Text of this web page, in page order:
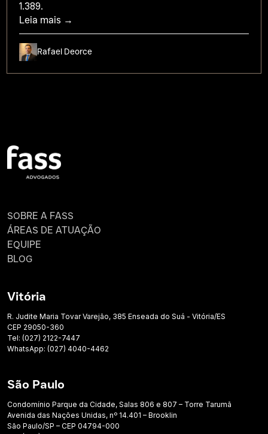
1.389.
Leia mais →
Rafael Deorce
SOBRE A FASS
ÁREAS DE ATUAÇÃO
EQUIPE
BLOG
Vitória
R. Judite Maria Tovar Varejão, 385 Enseada do Suá - Vitória/ES
CEP 29050-360
Tel: (027) 2122-7447
WhatsApp: (027) 4040-4462
São Paulo
Condomínio Parque da Cidade, Salas 806 e 807 – Torre Tarumã
Avenida das Nações Unidas, nº 14.401 – Brooklin
São Paulo/SP – CEP 04794-000